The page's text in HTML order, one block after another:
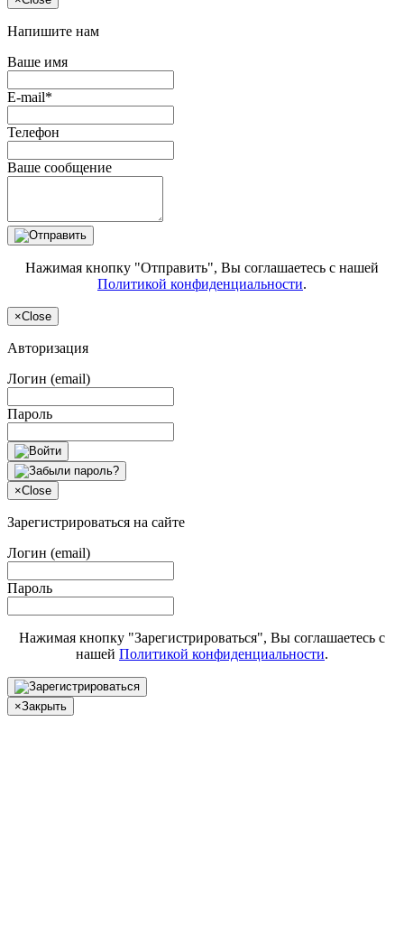
Напишите нам
Ваше имя
E-mail*
Телефон
Ваше сообщение
Нажимая кнопку "Отправить", Вы соглашаетесь с нашей
Политикой конфиденциальности.
×Close
Авторизация
Логин (email)
Пароль
×Close
Зарегистрироваться на сайте
Логин (email)
Пароль
Нажимая кнопку "Зарегистрироваться", Вы соглашаетесь с
нашей Политикой конфиденциальности.
×Закрыть